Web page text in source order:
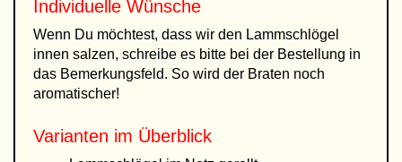
Individuelle Wünsche
Wenn Du möchtest, dass wir den Lammschlögel
innen salzen, schreibe es bitte bei der Bestellung in
das Bemerkungsfeld. So wird der Braten noch
aromatischer!
Varianten im Überblick